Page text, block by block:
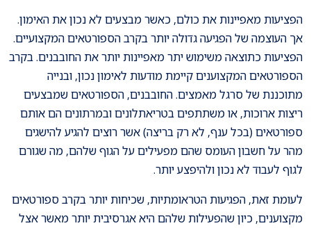
הפציעות מאפיינות את כולם, כאשר מבצעים לא נכון את האימון.
אך העוצמה של הפגיעה גדולה יותר בקרב הספורטאים המקצועיים.
הפציעות כתוצאה משימוש יתר מאפיינות יותר את החובבנים. בקרב
הספורטאים המקצוענים קיימת מודעות לאימון נכון, ובנייה
מתוכננת של סרגל מאמצים. החובבנים, הספורטאים שמבצעים
ריצות ארוכות, או משתתפים בטריאתלונים ובמרתונים הם אותם
ספורטאים (בכל ענף, לא רק בריצה) אשר רוצים להגיע להישגים
מהר על חשבון העומס שהם מפעילים על הגוף שלהם, מה שגורם
לגוף לעבוד לא נכון ולהיפצע יותר.
לעומת זאת, הפגיעות הטראומתיות, שכיחות יותר בקרב ספורטאים
מקצוענים, כיון שהפעילות שלהם היא אגרסיבית יותר מאשר אצל